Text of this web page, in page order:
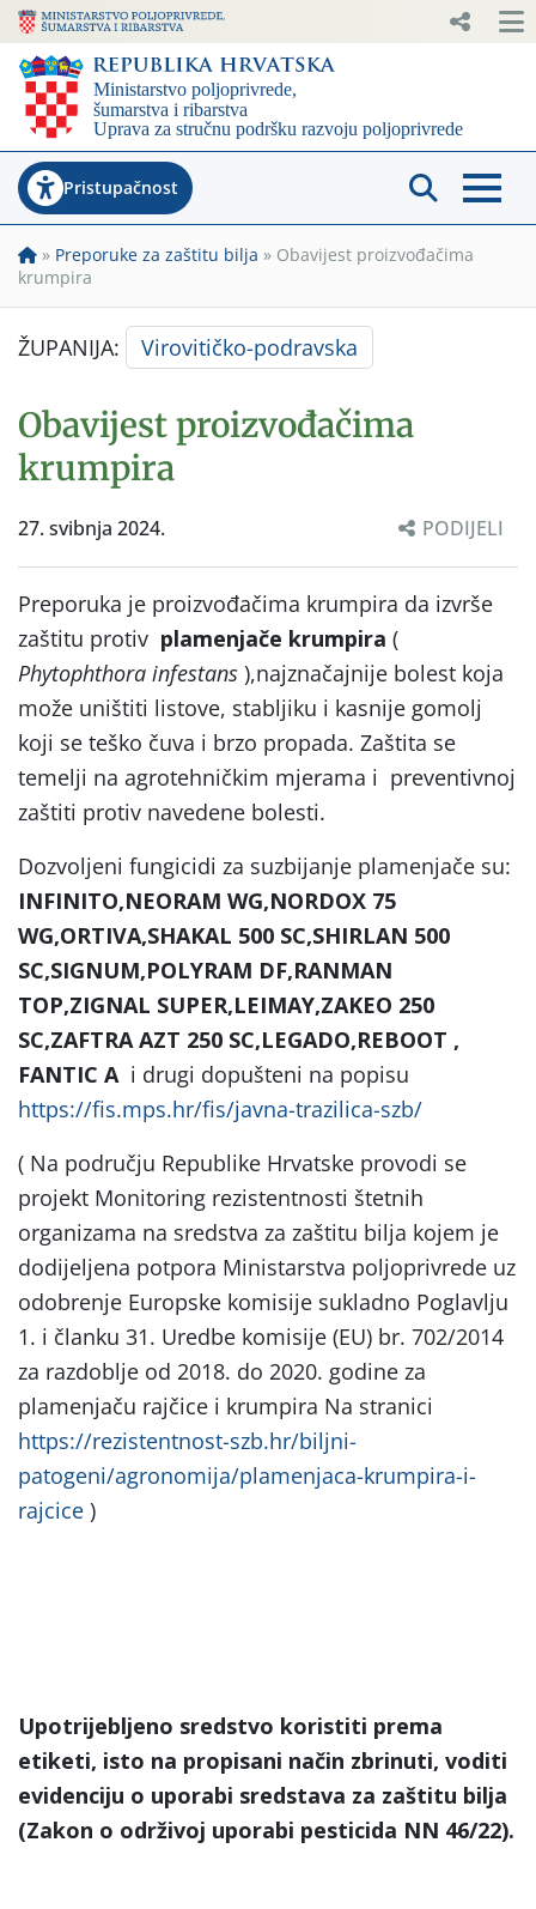
Pristupačnost
» Preporuke za zaštitu bilja » Obavijest proizvođačima
krumpira
ŽUPANIJA: Virovitičko-podravska
Obavijest proizvođačima
krumpira
27. svibnja 2024. PODIJELI
Preporuka je proizvođačima krumpira da izvrše
zaštitu protiv plamenjače krumpira (
Phytophthora infestans ),najznačajnije bolest koja
može uništiti listove, stabljiku i kasnije gomolj
koji se teško čuva i brzo propada. Zaštita se
temelji na agrotehničkim mjerama i preventivnoj
zaštiti protiv navedene bolesti.
Dozvoljeni fungicidi za suzbijanje plamenjače su:
INFINITO,NEORAM WG,NORDOX 75
WG,ORTIVA,SHAKAL 500 SC,SHIRLAN 500
SC,SIGNUM,POLYRAM DF,RANMAN
TOP,ZIGNAL SUPER,LEIMAY,ZAKEO 250
SC,ZAFTRA AZT 250 SC,LEGADO,REBOOT ,
FANTIC A i drugi dopušteni na popisu
https://fis.mps.hr/fis/javna-trazilica-szb/
( Na području Republike Hrvatske provodi se
projekt Monitoring rezistentnosti štetnih
organizama na sredstva za zaštitu bilja kojem je
dodijeljena potpora Ministarstva poljoprivrede uz
odobrenje Europske komisije sukladno Poglavlju
1. i članku 31. Uredbe komisije (EU) br. 702/2014
za razdoblje od 2018. do 2020. godine za
plamenjaču rajčice i krumpira Na stranici
https://rezistentnost-szb.hr/biljni-
patogeni/agronomija/plamenjaca-krumpira-i-
rajcice )
Upotrijebljeno sredstvo koristiti prema
etiketi, isto na propisani način zbrinuti, voditi
evidenciju o uporabi sredstava za zaštitu bilja
(Zakon o održivoj uporabi pesticida NN 46/22).